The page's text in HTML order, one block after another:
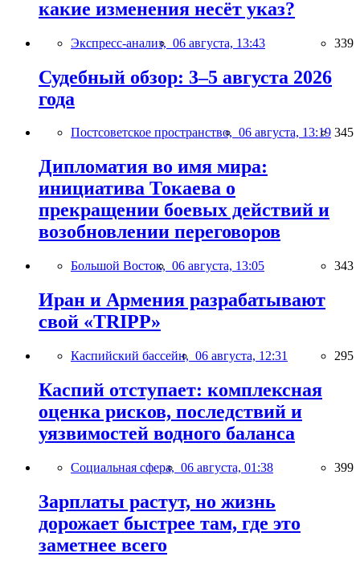
какие изменения несёт указ?
Экспресс-анализ, 06 августа, 13:43 339
Судебный обзор: 3–5 августа 2026
года
Постсоветское пространство, 06 августа, 13:19 345
Дипломатия во имя мира:
инициатива Токаева о
прекращении боевых действий и
возобновлении переговоров
Большой Восток, 06 августа, 13:05 343
Иран и Армения разрабатывают
свой «TRIPP»
Каспийский бассейн, 06 августа, 12:31 295
Каспий отступает: комплексная
оценка рисков, последствий и
уязвимостей водного баланса
Социальная сфера, 06 августа, 01:38 399
Зарплаты растут, но жизнь
дорожает быстрее там, где это
заметнее всего